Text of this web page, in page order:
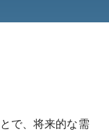
で、将来的な需